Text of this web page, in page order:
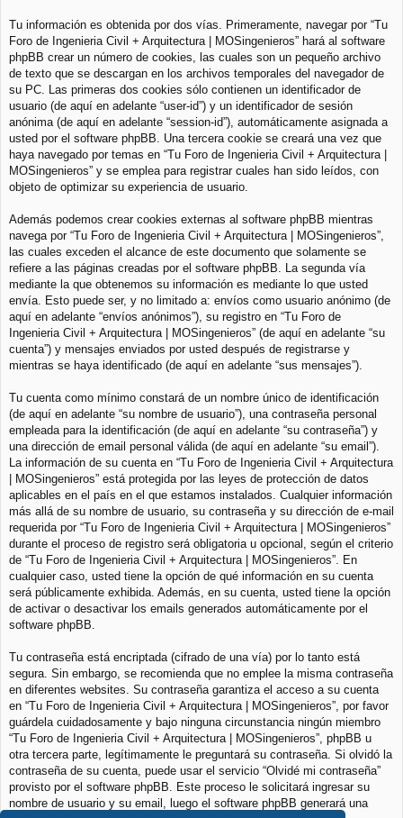
Tu información es obtenida por dos vías. Primeramente, navegar por “Tu
Foro de Ingenieria Civil + Arquitectura | MOSingenieros” hará al software
phpBB crear un número de cookies, las cuales son un pequeño archivo
de texto que se descargan en los archivos temporales del navegador de
su PC. Las primeras dos cookies sólo contienen un identificador de
usuario (de aquí en adelante “user-id”) y un identificador de sesión
anónima (de aquí en adelante “session-id”), automáticamente asignada a
usted por el software phpBB. Una tercera cookie se creará una vez que
haya navegado por temas en “Tu Foro de Ingenieria Civil + Arquitectura |
MOSingenieros” y se emplea para registrar cuales han sido leídos, con
objeto de optimizar su experiencia de usuario.
Además podemos crear cookies externas al software phpBB mientras
navega por “Tu Foro de Ingenieria Civil + Arquitectura | MOSingenieros”,
las cuales exceden el alcance de este documento que solamente se
refiere a las páginas creadas por el software phpBB. La segunda vía
mediante la que obtenemos su información es mediante lo que usted
envía. Esto puede ser, y no limitado a: envíos como usuario anónimo (de
aquí en adelante “envíos anónimos”), su registro en “Tu Foro de
Ingenieria Civil + Arquitectura | MOSingenieros” (de aquí en adelante “su
cuenta”) y mensajes enviados por usted después de registrarse y
mientras se haya identificado (de aquí en adelante “sus mensajes”).
Tu cuenta como mínimo constará de un nombre único de identificación
(de aquí en adelante “su nombre de usuario”), una contraseña personal
empleada para la identificación (de aquí en adelante “su contraseña”) y
una dirección de email personal válida (de aquí en adelante “su email”).
La información de su cuenta en “Tu Foro de Ingenieria Civil + Arquitectura
| MOSingenieros” está protegida por las leyes de protección de datos
aplicables en el país en el que estamos instalados. Cualquier información
más allá de su nombre de usuario, su contraseña y su dirección de e-mail
requerida por “Tu Foro de Ingenieria Civil + Arquitectura | MOSingenieros”
durante el proceso de registro será obligatoria u opcional, según el criterio
de “Tu Foro de Ingenieria Civil + Arquitectura | MOSingenieros”. En
cualquier caso, usted tiene la opción de qué información en su cuenta
será públicamente exhibida. Además, en su cuenta, usted tiene la opción
de activar o desactivar los emails generados automáticamente por el
software phpBB.
Tu contraseña está encriptada (cifrado de una vía) por lo tanto está
segura. Sin embargo, se recomienda que no emplee la misma contraseña
en diferentes websites. Su contraseña garantiza el acceso a su cuenta
en “Tu Foro de Ingenieria Civil + Arquitectura | MOSingenieros”, por favor
guárdela cuidadosamente y bajo ninguna circunstancia ningún miembro
“Tu Foro de Ingenieria Civil + Arquitectura | MOSingenieros”, phpBB u
otra tercera parte, legítimamente le preguntará su contraseña. Si olvidó la
contraseña de su cuenta, puede usar el servicio “Olvidé mi contraseña”
provisto por el software phpBB. Este proceso le solicitará ingresar su
nombre de usuario y su email, luego el software phpBB generará una